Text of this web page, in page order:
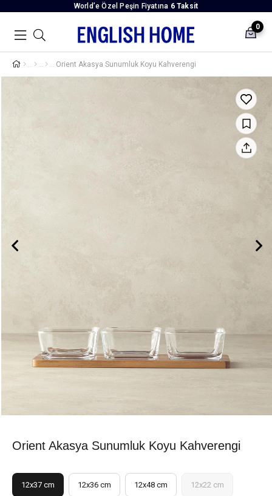
World’e Özel Peşin Fiyatına 6 Taksit
0
Orient Akasya Sunumluk Koyu Kahverengi
Orient Akasya Sunumluk Koyu Kahverengi
12x37 cm 12x36 cm 12x48 cm 12x22 cm